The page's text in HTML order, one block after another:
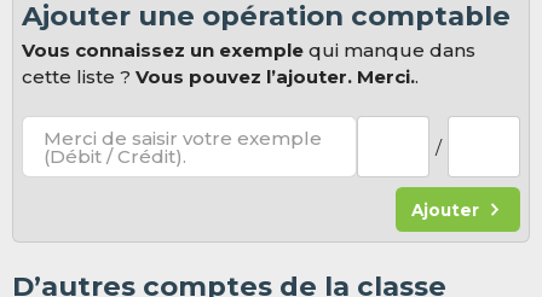
Ajouter une opération comptable
Vous connaissez un exemple qui manque dans
cette liste ?Vous pouvez l’ajouter. Merci..
Merci de saisir votre exemple
(Débit / Crédit). /
Ajouter
D’autres comptes de la classe